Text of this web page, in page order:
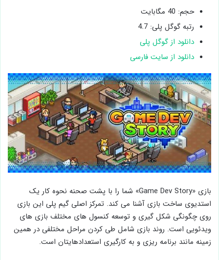
حجم: 40 مگابایت
رتبه گوگل پلی: 4.7
دانلود از گوگل پلی
دانلود از سایت فارسی
بازی «Game Dev Story» شما را با پشت صحنه نحوه کار یک
استدیوی ساخت بازی آشنا می کند. تمرکز اصلی گیم پلی این بازی
روی چگونگی شکل گیری و توسعه کنسول های مختلف بازی های
ویدئویی است. روند بازی شامل طی کردن مراحل مختلفی در همین
زمینه مانند برنامه ریزی و به کارگیری استعدادهایتان است.